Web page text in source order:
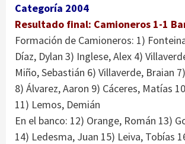
Categoría 2004
Resultado final: Camioneros 1-1
Formación de Camioneros: 1)
Díaz, Dylan 3) Inglese, Alex 4)
Miño, Sebastián 6) Villaverde, Braian
8) Álvarez, Aaron 9) Cáceres, Matías
11) Lemos, Demián
En el banco: 12) Orange, Román 13)
14) Ledesma, Juan 15) Leiva, Tobías